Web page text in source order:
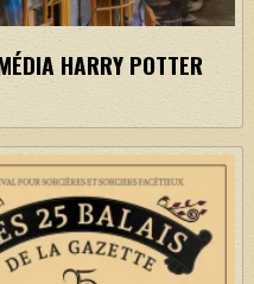
HARRY POTTER